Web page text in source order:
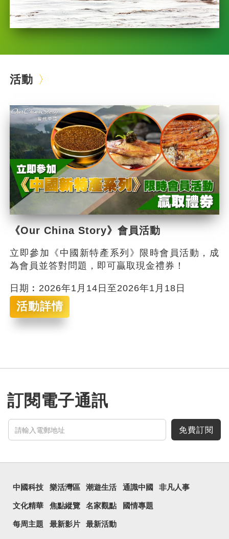
活動
《Our China Story》會員活動
立即參加《中國新特產系列》限時會員活動，成
為會員並答對問題，即可贏取現金禮券！
日期︰2026年1月14日至2026年1月18日
活動詳情
訂閱電子通訊
免費訂閱
中國科技 樂活灣區 潮遊生活 通識中國 非凡人事
文化精華 焦點縱覽 名家觀點 國情專題
每周主題 最新影片 最新活動